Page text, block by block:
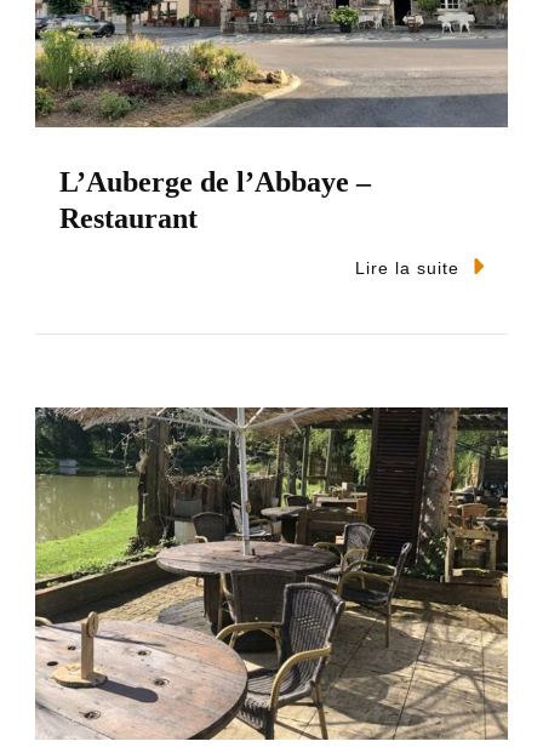
L’Auberge de l’Abbaye –
Restaurant
Lire la suite